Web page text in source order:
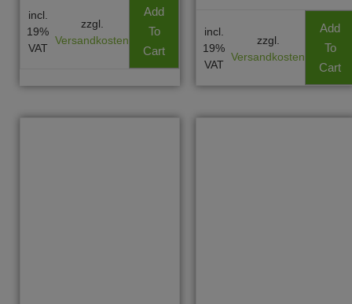
incl.
19%
VAT
zzgl.
Versandkosten
Add
To
Cart
incl.
19%
VAT
zzgl.
Versandkosten
Add
To
Cart